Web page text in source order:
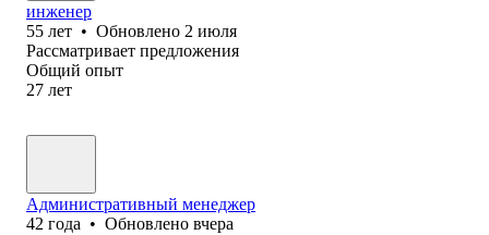
инженер
55 лет • Обновлено 2 июля
Рассматривает предложения
Общий опыт
27 лет
Административный менеджер
42 года • Обновлено вчера